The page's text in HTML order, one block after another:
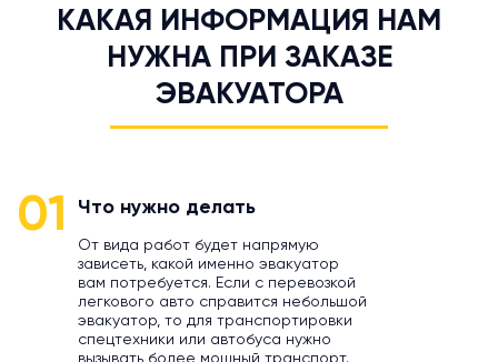
КАКАЯ ИНФОРМАЦИЯ НАМ
НУЖНА ПРИ ЗАКАЗЕ
ЭВАКУАТОРА
01 Что нужно делать
От вида работ будет напрямую
зависеть, какой именно эвакуатор
вам потребуется. Если с перевозкой
легкового авто справится небольшой
эвакуатор, то для транспортировки
спецтехники или автобуса нужно